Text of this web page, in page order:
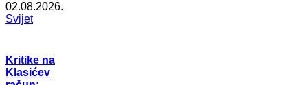
02.08.2026.
Svijet
Kritike na
Klasićev